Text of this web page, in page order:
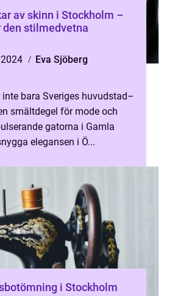
av skinn i Stockholm –
den stilmedvetna
Eva Sjöberg
bara Sveriges huvudstad–
smältdegel för mode och
gatorna i Gamla
elegansen i Ö...
i Stockholm